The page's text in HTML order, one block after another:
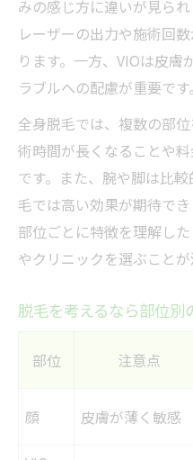
顔脱毛の体験談
部位別に見る脱
実際に受けた人
肌へのやさしさ重視
敏感肌向け脱毛
肌負担を抑えた
やさしさ重視で
脱毛部位ごと
神奈川県相模原
みの感じ方に違いが見られ
レーザーの出力や施術回
ります。一方、VIOは皮
ラブルへの配慮が重要です。
全身脱毛では、複数の部
術時間が長くなることや
です。また、腕や脚は比
毛では高い効果が期待で
部位ごとに特徴を理解し
やクリニックを選ぶこと
脱毛を考えるなら部位別
部位 注意点
顔 皮膚が薄く敏感